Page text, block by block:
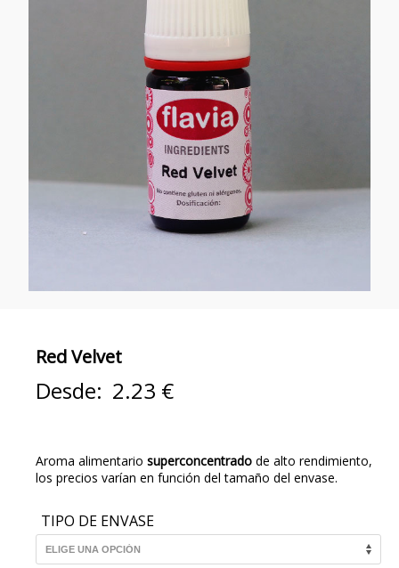
Red Velvet
Desde: 2.23 €
Aroma alimentario superconcentrado de alto rendimiento,
los precios varían en función del tamaño del envase.
TIPO DE ENVASE